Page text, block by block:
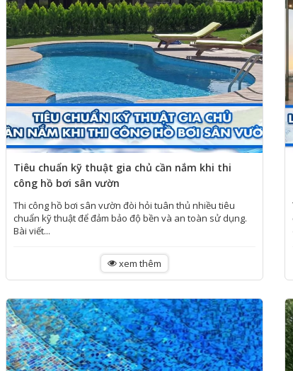
Tiêu chuẩn kỹ thuật gia chủ cần nắm khi thi
công hồ bơi sân vườn
Thi công hồ bơi sân vườn đòi hỏi tuân thủ nhiều tiêu
chuẩn kỹ thuật để đảm bảo độ bền và an toàn sử dụng.
Bài viết...
xem thêm